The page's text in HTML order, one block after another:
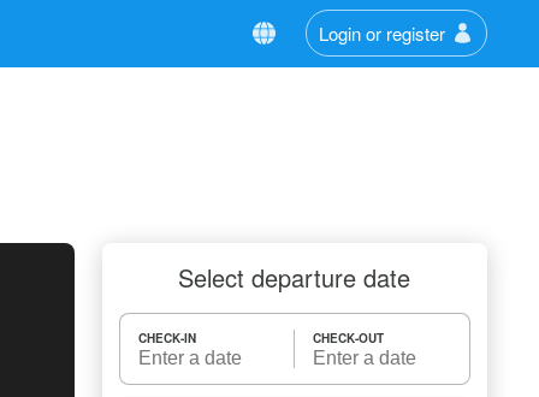
Login or register
Select departure date
CHECK-IN CHECK-OUT